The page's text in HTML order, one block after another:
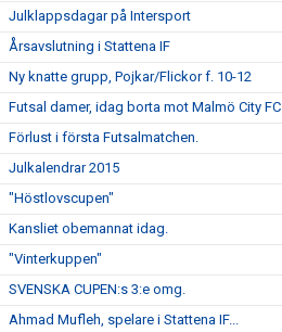
Julklappsdagar på Intersport
Årsavslutning i Stattena IF
Ny knatte grupp, Pojkar/Flickor f. 10-12
Futsal damer, idag borta mot Malmö City FC
Förlust i första Futsalmatchen.
Julkalendrar 2015
"Höstlovscupen"
Kansliet obemannat idag.
"Vinterkuppen"
SVENSKA CUPEN:s 3:e omg.
Ahmad Mufleh, spelare i Stattena IF...